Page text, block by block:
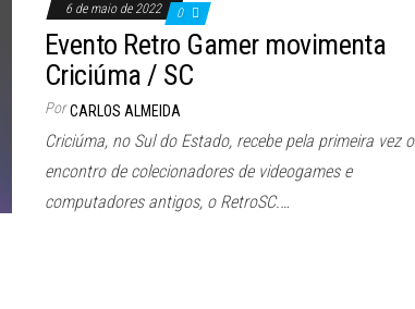
6 de maio de 2022 0
Evento Retro Gamer movimenta
Criciúma / SC
Por CARLOS ALMEIDA
Criciúma, no Sul do Estado, recebe pela primeira vez o
encontro de colecionadores de videogames e
computadores antigos, o RetroSC.…